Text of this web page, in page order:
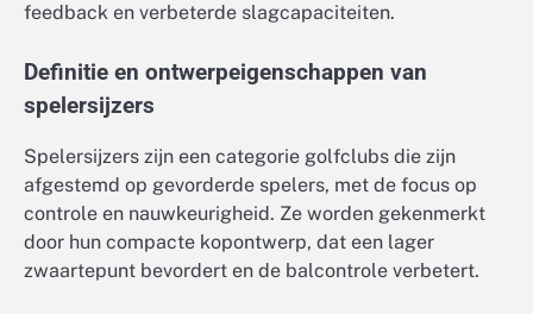
feedback en verbeterde slagcapaciteiten.
Definitie en ontwerpeigenschappen van
spelersijzers
Spelersijzers zijn een categorie golfclubs die zijn
afgestemd op gevorderde spelers, met de focus op
controle en nauwkeurigheid. Ze worden gekenmerkt
door hun compacte kopontwerp, dat een lager
zwaartepunt bevordert en de balcontrole verbetert.